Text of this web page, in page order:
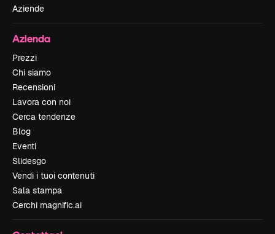
Aziende
Azienda
Prezzi
Chi siamo
Recensioni
Lavora con noi
Cerca tendenze
Blog
Eventi
Slidesgo
Vendi i tuoi contenuti
Sala stampa
Cerchi magnific.ai